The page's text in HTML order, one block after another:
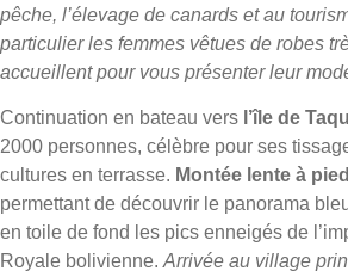
pêche, l’élevage de canards et au
particulier les femmes vêtues de robes
accueillent pour vous présenter leur
Continuation en bateau vers l’île de
2000 personnes, célèbre pour ses
cultures en terrasse. Montée lente à pied
permettant de découvrir le panorama
en toile de fond les pics enneigés de
Royale bolivienne. Arrivée au village